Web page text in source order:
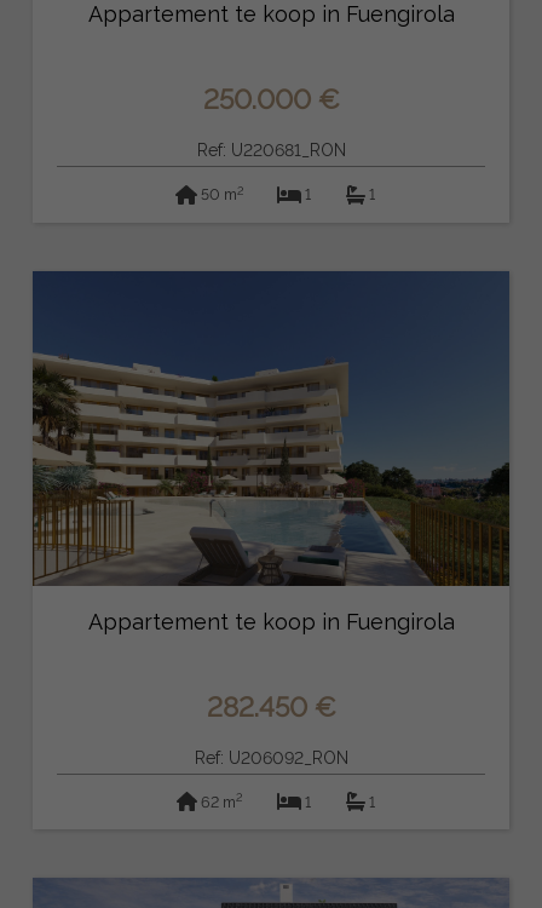
Appartement te koop in Fuengirola
250.000 €
Ref: U220681_RON
50 m2 1 1
Appartement te koop in Fuengirola
282.450 €
Ref: U206092_RON
62 m2 1 1